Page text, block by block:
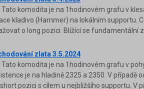
Tato komodita je na 1hodinovém grafu v
kladivo (Hammer) na lokálním supportu.
o long pozici. Blížící se fundamentální
zlata 3.5.2024
Tato komodita je na 1hodinovém grafu v
je na hladině 2325 a 2350. V případě
pozici s cílem u nejbližšího supportu. V